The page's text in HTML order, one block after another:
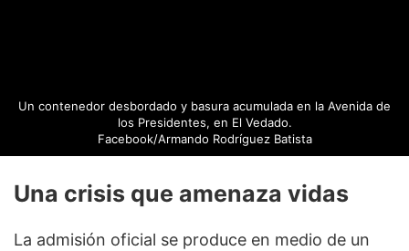
Un contenedor desbordado y basura acumulada en la Avenida de
los Presidentes, en El Vedado.
Facebook/Armando Rodríguez Batista
Una crisis que amenaza vidas
La admisión oficial se produce en medio de un